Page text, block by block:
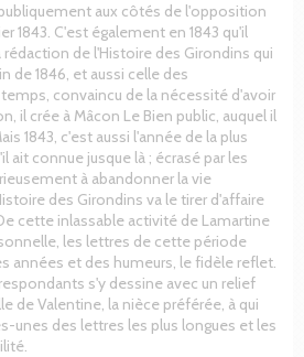
aux côtés de l'opposition
1843. C'est également en 1843 qu'il
de l'Histoire des Girondins qui
de 1846, et aussi celle des
convaincu de la nécessité d'avoir
il crée à Mâcon Le Bien public, auquel il
1843, c'est aussi l'année de la plus
ait connue jusque là ; écrasé par les
à abandonner la vie
des Girondins va le tirer d'affaire
cette inlassable activité de Lamartine
les lettres de cette période
années et des humeurs, le fidèle reflet.
s'y dessine avec un relief
de Valentine, la nièce préférée, à qui
unes des lettres les plus longues et les